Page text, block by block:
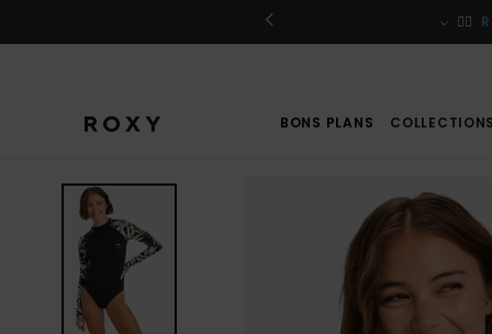
le
🏄‍♀️
BONS PLANS COLLECTIONS